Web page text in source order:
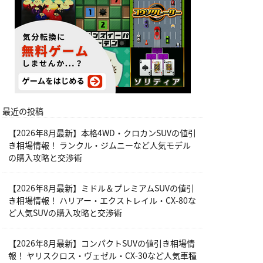
最近の投稿
【2026年8月最新】本格4WD・クロカンSUVの値引
き相場情報！ ランクル・ジムニーなど人気モデル
の購入攻略と交渉術
【2026年8月最新】ミドル＆プレミアムSUVの値引
き相場情報！ ハリアー・エクストレイル・CX-80な
ど人気SUVの購入攻略と交渉術
【2026年8月最新】コンパクトSUVの値引き相場情
報！ ヤリスクロス・ヴェゼル・CX-30など人気車種